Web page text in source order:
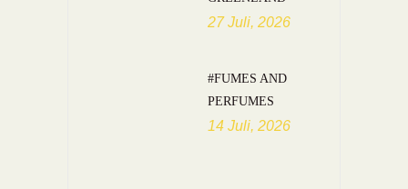
27 Juli, 2026
#FUMES AND
PERFUMES
14 Juli, 2026